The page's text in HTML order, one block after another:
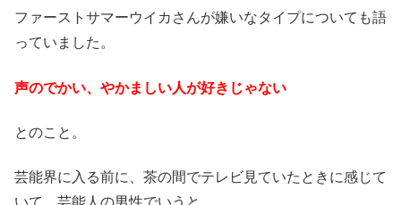
ファーストサマーウイカさんが嫌いなタイプについても語
っていました。
声のでかい、やかましい人が好きじゃない
とのこと。
芸能界に入る前に、茶の間でテレビ見ていたときに感じて